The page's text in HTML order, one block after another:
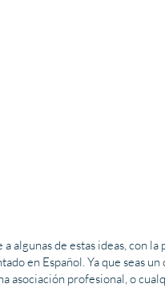
algunas de estas ideas, con la
en Español. Ya que seas
asociación profesional, o